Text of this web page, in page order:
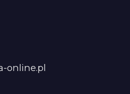
online.pl